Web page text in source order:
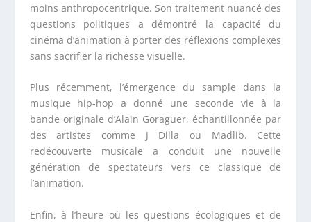
moins anthropocentrique. Son traitement nuancé des
questions politiques a démontré la capacité du
cinéma d’animation à porter des réflexions complexes
sans sacrifier la richesse visuelle.
Plus récemment, l’émergence du sample dans la
musique hip-hop a donné une seconde vie à la
bande originale d’Alain Goraguer, échantillonnée par
des artistes comme J Dilla ou Madlib. Cette
redécouverte musicale a conduit une nouvelle
génération de spectateurs vers ce classique de
l’animation.
Enfin, à l’heure où les questions écologiques et de